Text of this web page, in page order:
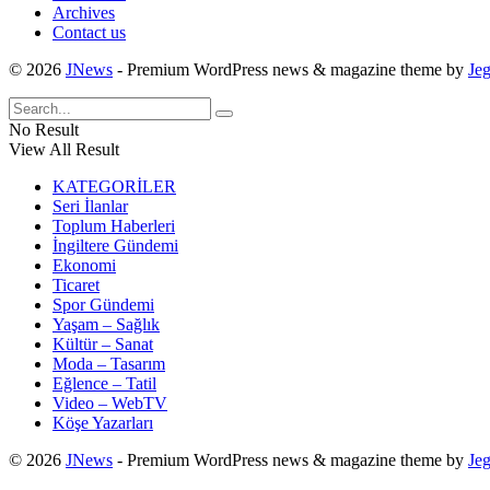
Archives
Contact us
© 2026 JNews - Premium WordPress news & magazine theme by
No Result
View All Result
KATEGORİLER
Seri İlanlar
Toplum Haberleri
İngiltere Gündemi
Ekonomi
Ticaret
Spor Gündemi
Yaşam – Sağlık
Kültür – Sanat
Moda – Tasarım
Eğlence – Tatil
Video – WebTV
Köşe Yazarları
© 2026 JNews - Premium WordPress news & magazine theme by